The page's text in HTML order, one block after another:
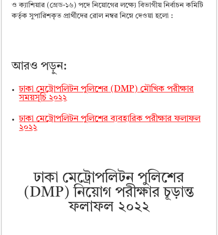
ও ক্যাশিয়ার (গ্রেড-১৬) পদে নিয়োগের লক্ষ্যে বিভাগীয় নির্বাচন কমিটি
কর্তৃক সুপারিশকৃত প্রার্থীদের রোল নম্বর নিম্নে দেওয়া হলো :
আরও পড়ুন:
ঢাকা মেট্রোপলিটন পুলিশের (DMP) মৌখিক পরীক্ষার
সময়সূচি ২০২২
ঢাকা মেট্রোপলিটন পুলিশের ব্যবহারিক পরীক্ষার ফলাফল
২০২২
ঢাকা মেট্রোপলিটন পুলিশের
(DMP) নিয়োগ পরীক্ষার চূড়ান্ত
ফলাফল ২০২২